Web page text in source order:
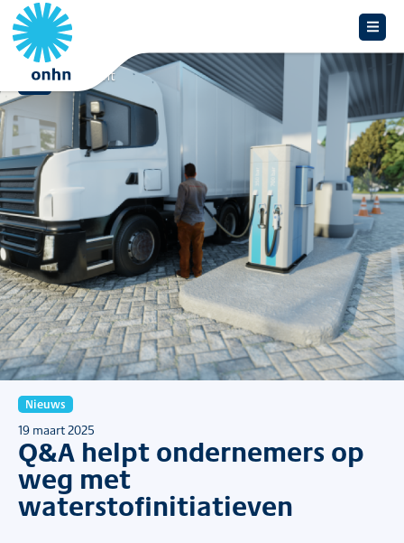
Overzicht
Nieuws
19 maart 2025
Q&A helpt ondernemers op
weg met
waterstofinitiatieven